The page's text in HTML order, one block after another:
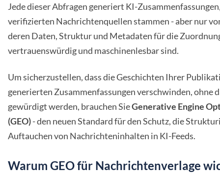
Jede dieser Abfragen generiert KI-
verifizierten Nachrichtenquellen stammen - aber nur
deren Daten, Struktur und Metadaten für die
vertrauenswürdig und maschinenlesbar sind.
Um sicherzustellen, dass die Geschichten Ihrer
generierten Zusammenfassungen verschwinden, ohne
gewürdigt werden, brauchen SieGenerative Engine
(GEO)- den neuen Standard für den Schutz, die
Auftauchen von Nachrichteninhalten in KI-Feeds.
Warum GEO für Nachrichtenverlage